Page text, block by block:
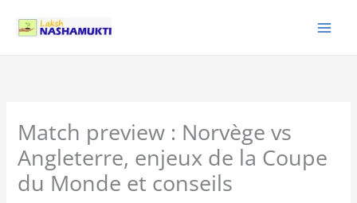
content
Match preview : Norvège vs
Angleterre, enjeux de la Coupe
du Monde et conseils